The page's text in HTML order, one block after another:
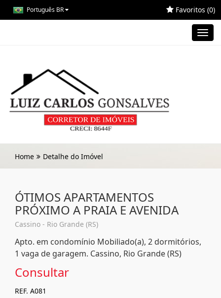
Português BR Favoritos (0)
Home Detalhe do Imóvel
ÓTIMOS APARTAMENTOS
PRÓXIMO A PRAIA E AVENIDA
Cassino - Rio Grande (RS)
Apto. em condomínio Mobiliado(a), 2 dormitórios,
1 vaga de garagem. Cassino, Rio Grande (RS)
Consultar
REF. A081